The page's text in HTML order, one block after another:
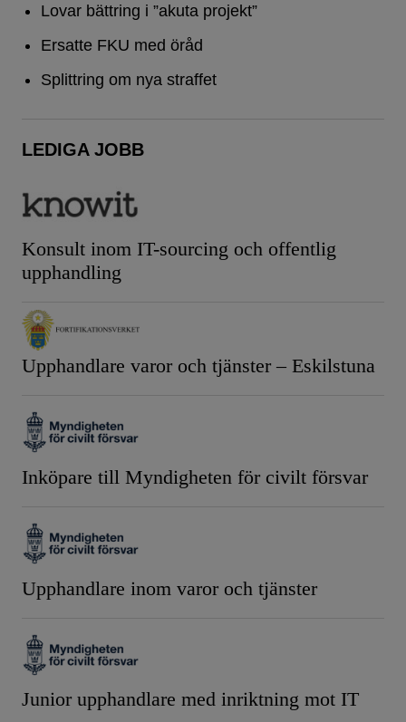
Lovar bättring i ”akuta projekt”
Ersatte FKU med öråd
Splittring om nya straffet
LEDIGA JOBB
Konsult inom IT-sourcing och offentlig
upphandling
Upphandlare varor och tjänster – Eskilstuna
Inköpare till Myndigheten för civilt försvar
Upphandlare inom varor och tjänster
Junior upphandlare med inriktning mot IT